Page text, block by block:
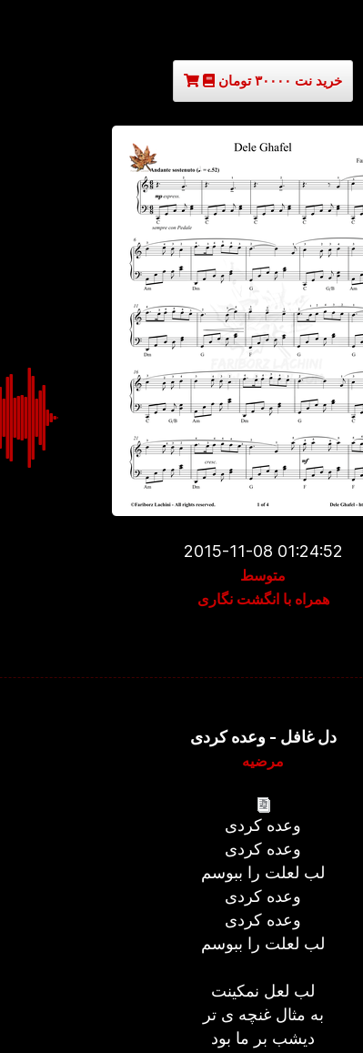
خرید نت ۳۰۰۰۰ تومان
2015-11-08 01:24:52
متوسط
همراه با انگشت نگاری
دل غافل - وعده کردی
مرضیه
وعده کردی
وعده کردی
لب لعلت را ببوسم
وعده کردی
وعده کردی
لب لعلت را ببوسم
لب لعل نمکینت
به مثال غنچه ی تر
دیشب بر ما بود